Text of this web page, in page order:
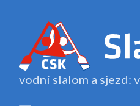
vodní slalom a sjezd: